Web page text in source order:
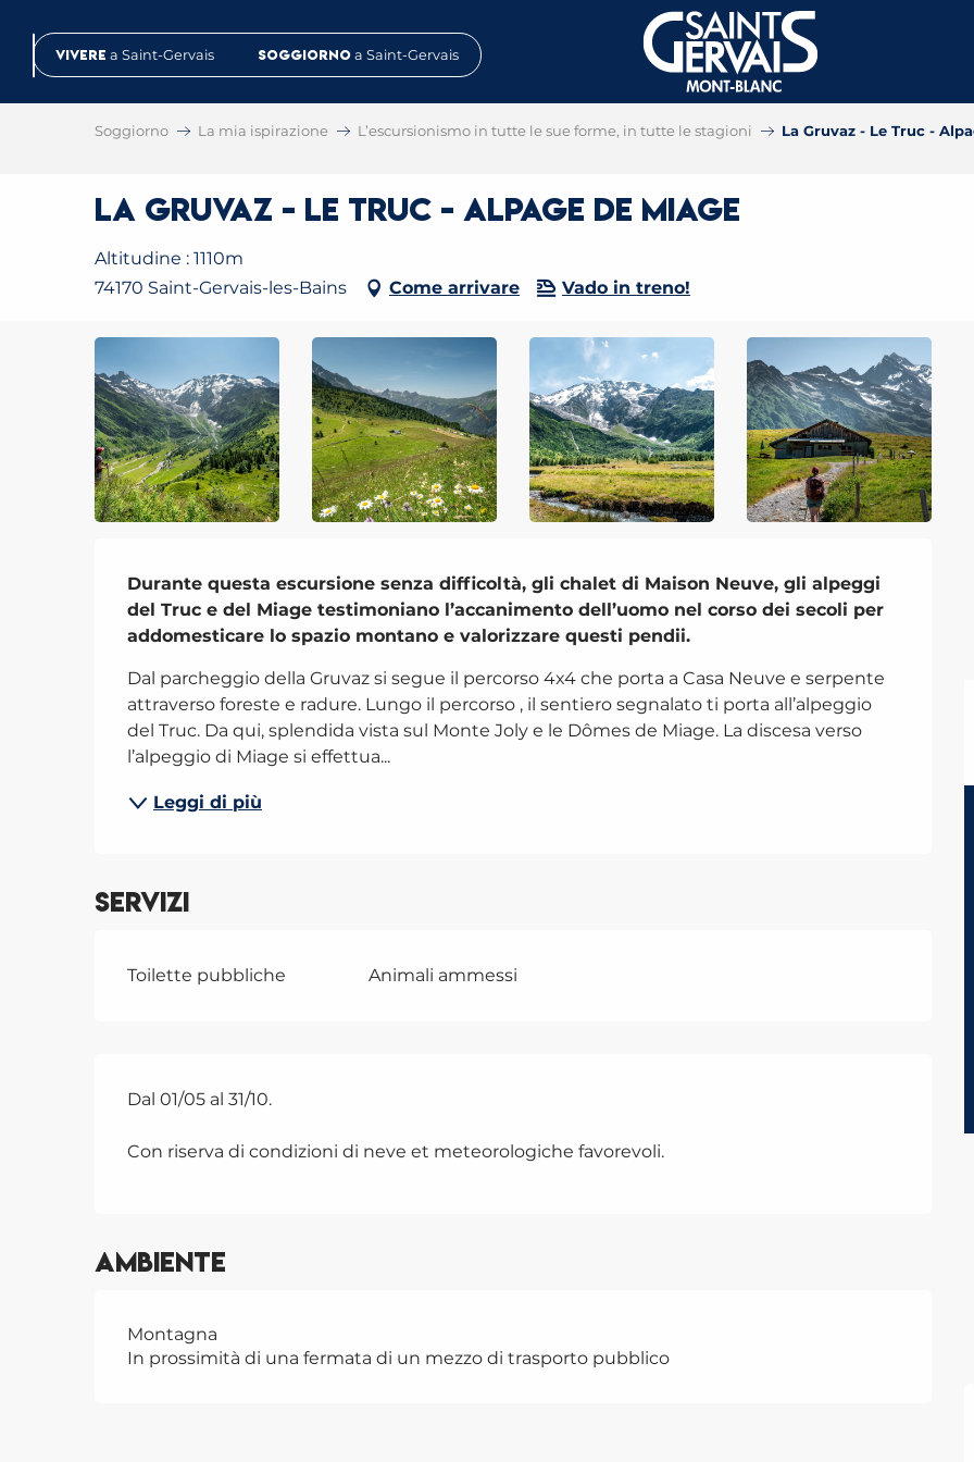
contenuVivere a Saint-Gervais Soggiorno a Saint-Gervais
Soggiorno La mia ispirazione L’escursionismo in tutte le sue forme, in tutte le stagioni La Gruvaz - Le Truc -
La Gruvaz - Le Truc - Alpage de Miage
Altitudine : 1110m
74170 Saint-Gervais-les-Bains
Come arrivare Vado in treno!
Descrizione
Durante questa escursione senza difficoltà, gli chalet di Maison Neuve, gli alpeggi
del Truc e del Miage testimoniano l’accanimento dell’uomo nel corso dei secoli per
addomesticare lo spazio montano e valorizzare questi pendii.
Dal parcheggio della Gruvaz si segue il percorso 4x4 che porta a Casa Neuve e serpente
attraverso foreste e radure. Lungo il percorso , il sentiero segnalato ti porta all’alpeggio
del Truc. Da qui, splendida vista sul Monte Joly e le Dômes de Miage. La discesa verso
l’alpeggio di Miage si effettua...
Leggi di più
Servizi
Toilette pubbliche Animali ammessi
Dal 01/05 al 31/10.
Con riserva di condizioni di neve et meteorologiche favorevoli.
Ambiente
Montagna
In prossimità di una fermata di un mezzo di trasporto pubblico